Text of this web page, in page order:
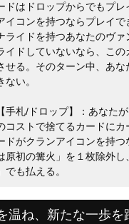
ドはドロップからでもプ
イコンを持つならプレイで
ライドを持つあなたのヴ
イドしていないなら、こ
せる。そのターン中、あ
ない。
手札/ドロップ】：あなた
コストで捨てるカードに
ドがクランアイコンを持
原初の篝火」を１枚除外
でも払える。
温ね、新たな一歩